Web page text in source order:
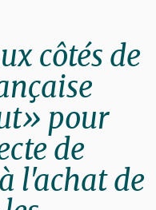
côtés de
pour
de
l'achat de